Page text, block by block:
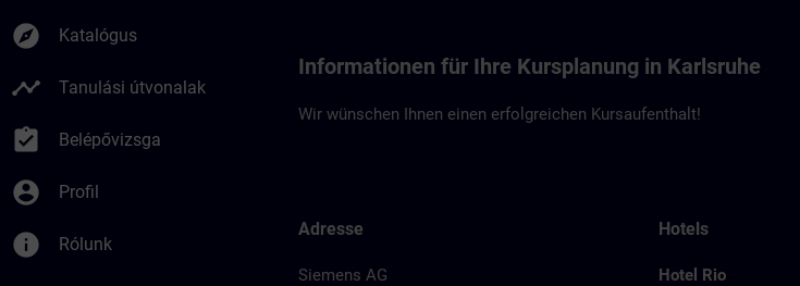
explore Katalógus
timeline Tanulási útvonalak
assignment_turned_in Belépővizsga
account_circle Profil
info Rólunk
Informationen für Ihre Kursplanung in Karlsruhe
Wir wünschen Ihnen einen erfolgreichen Kursaufenthalt!
Adresse
Siemens AG
Hotels
Hotel Rio